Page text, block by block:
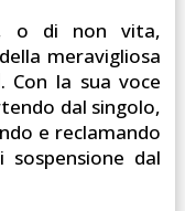
o di non vita,
meravigliosa
. Con la sua voce
dal singolo,
e reclamando
dal